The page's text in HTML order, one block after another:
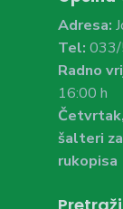
Adresa:
Tel:
Radno
16:00 h
šalteri
rukopisa